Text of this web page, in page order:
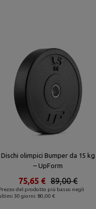
Dischi olimpici Bumper da 15 kg
– UpForm
del prodotto più basso negli
30 giorni: 80,00 €
89,00 €
75,65 €